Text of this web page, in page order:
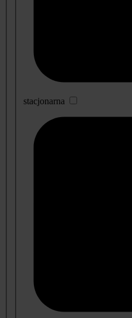
stacjonarna